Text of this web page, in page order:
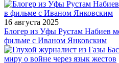
16 августа 2025
Блогер из Уфы Рустам Набиев
фильме с Иваном Янковским